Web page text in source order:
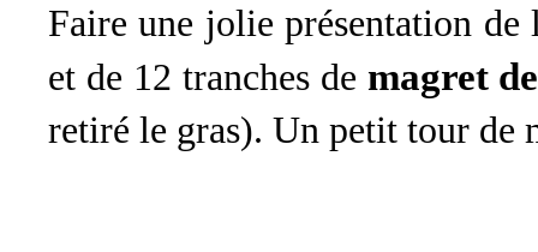
Faire une jolie présentation
et de 12 tranches de magret
retiré le gras). Un petit tour de